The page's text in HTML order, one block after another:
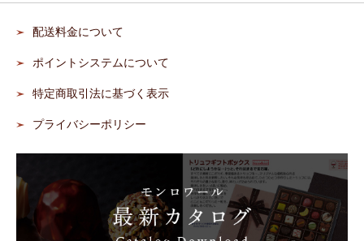
配送料金について
ポイントシステムについて
特定商取引法に基づく表示
プライバシーポリシー